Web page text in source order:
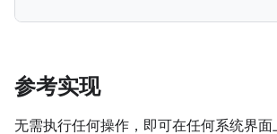
参考实现
无需执行任何操作，即可在任何系统界